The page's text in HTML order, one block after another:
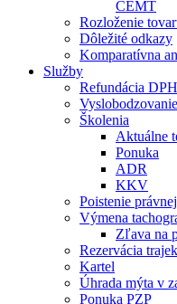
CEMT
Rozloženie
Dôležité odkazy
Komparatívna
Služby
Refundácia DPH
Školenia
Aktuálne
Ponuka
ADR
KKV
Poistenie
Výmena
Zľava na
Rezervácia
Kartel
Úhrada mýta v
Ponuka PZP